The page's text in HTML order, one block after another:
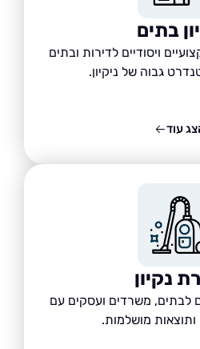
לדירות ובתים
של ניקיון.
משרדים ועסקים עם
מושלמות.